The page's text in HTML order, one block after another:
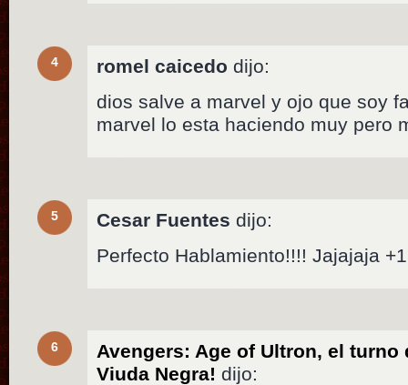
4 romel caicedo dijo:
dios salve a marvel y ojo que soy
marvel lo esta haciendo muy pero
5 Cesar Fuentes dijo:
Perfecto Hablamiento!!!! Jajajaja +1
6
Avengers: Age of Ultron, el turno
Viuda Negra! dijo: